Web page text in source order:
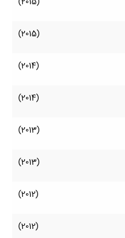
وضعیت تأهل و همسر Jeff Fahey، فرزندان Jeff Fahey، حواشی Jeff(2015)
(2014)
(2014)
(2013)
(2013)
(2012)
(2012)